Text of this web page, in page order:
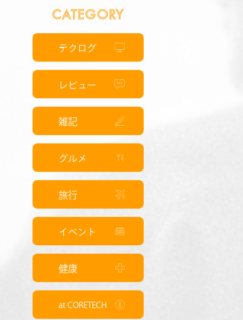
CATEGORY
テクログ
レビュー
雑記
グルメ
旅行
イベント
健康
at CORETECH